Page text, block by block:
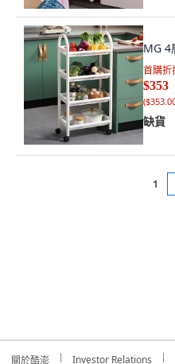
MG 4
首購折
$353
(
缺貨
1
關於酷澎 Investor Relations